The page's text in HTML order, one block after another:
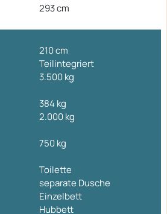
293 cm
210 cm
Teilintegriert
3.500 kg
384 kg
2.000 kg
750 kg
Toilette
separate Dusche
Einzelbett
Hubbett